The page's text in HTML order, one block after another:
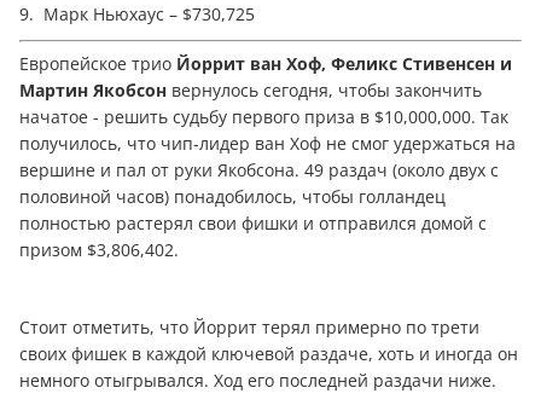
9. Марк Ньюхаус – $730,725
Европейское трио Йоррит ван Хоф, Феликс Стивенсен и
Мартин Якобсон вернулось сегодня, чтобы закончить
начатое - решить судьбу первого приза в $10,000,000. Так
получилось, что чип-лидер ван Хоф не смог удержаться на
вершине и пал от руки Якобсона. 49 раздач (около двух с
половиной часов) понадобилось, чтобы голландец
полностью растерял свои фишки и отправился домой с
призом $3,806,402.
Стоит отметить, что Йоррит терял примерно по трети
своих фишек в каждой ключевой раздаче, хоть и иногда он
немного отыгрывался. Ход его последней раздачи ниже.